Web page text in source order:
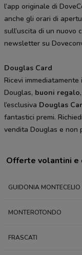
l’app originale di
anche gli orari di
sull’uscita di un nuovo
newsletter su
Douglas Card
Ricevi immediatamente
Douglas, buoni regalo,
l’esclusiva Douglas
fantastici premi.
vendita Douglas e non
Offerte volantini e
GUIDONIA MONTECELIO
MONTEROTONDO
FRASCATI